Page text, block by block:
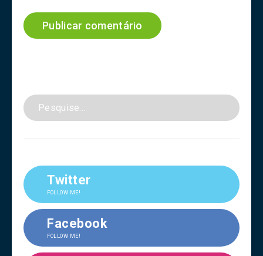
Twitter
FOLLOW ME!
Facebook
FOLLOW ME!